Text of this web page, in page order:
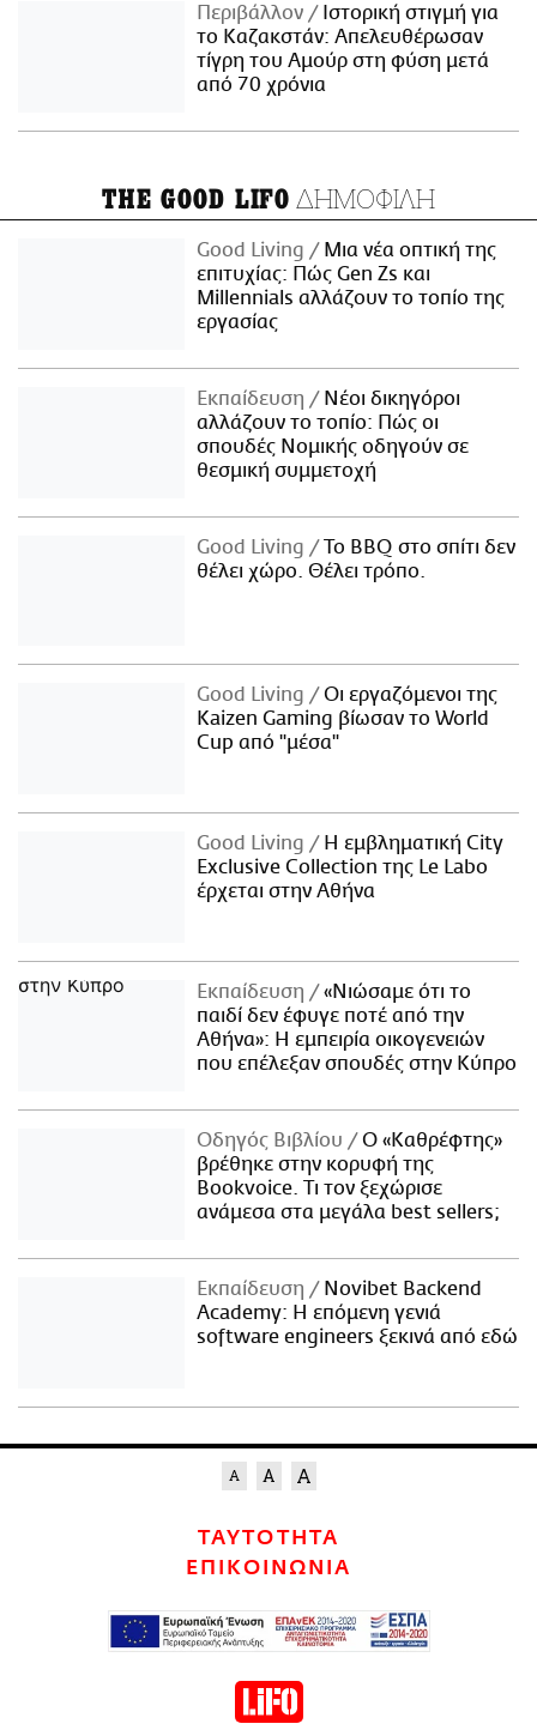
Περιβάλλον
Ιστορική στιγμή για
το Καζακστάν: Απελευθέρωσαν
τίγρη του Αμούρ στη φύση μετά
από 70 χρόνια
THE GOOD LIFO ΔΗΜΟΦΙΛΗ
Good Living
Μια νέα οπτική της
επιτυχίας: Πώς Gen Zs και
Millennials αλλάζουν το τοπίο της
εργασίας
Εκπαίδευση
Νέοι δικηγόροι
αλλάζουν το τοπίο: Πώς οι
σπουδές Νομικής οδηγούν σε
θεσμική συμμετοχή
Good Living
Το BBQ στο σπίτι δεν
θέλει χώρο. Θέλει τρόπο.
Good Living
Οι εργαζόμενοι της
Kaizen Gaming βίωσαν το World
Cup από "μέσα"
Good Living
Η εμβληματική City
Exclusive Collection της Le Labo
έρχεται στην Αθήνα
Εκπαίδευση
«Νιώσαμε ότι το
παιδί δεν έφυγε ποτέ από την
Αθήνα»: Η εμπειρία οικογενειών
που επέλεξαν σπουδές στην Κύπρο
Οδηγός Βιβλίου
Ο «Καθρέφτης»
βρέθηκε στην κορυφή της
Bookvoice. Τι τον ξεχώρισε
ανάμεσα στα μεγάλα best sellers;
Εκπαίδευση
Novibet Backend
Academy: Η επόμενη γενιά
software engineers ξεκινά από εδώ
ΤΑΥΤΟΤΗΤΑ
ΕΠΙΚΟΙΝΩΝΙΑ